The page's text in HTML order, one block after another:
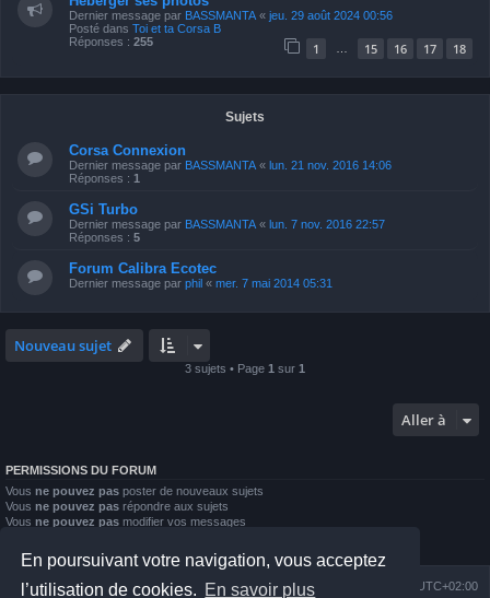
En poursuivant votre navigation, vous acceptez
l’utilisation de cookies. En savoir plus
Dernier message par BASSMANTA « jeu. 29 août 2024 00:56
Posté dans Toi et ta Corsa B
Réponses : 255 1 15 16 17 18
Sujets
Corsa Connexion
Dernier message par BASSMANTA « lun. 21 nov. 2016 14:06
Réponses : 1
GSi Turbo
Dernier message par BASSMANTA « lun. 7 nov. 2016 22:57
Réponses : 5
Forum Calibra Ecotec
Dernier message par phil « mer. 7 mai 2014 05:31
Nouveau sujet
3 sujets • Page 1 sur 1
Aller à
PERMISSIONS DU FORUM
Vous ne pouvez pas poster de nouveaux sujets
Vous ne pouvez pas répondre aux sujets
Vous ne pouvez pas modifier vos messages
Vous
ne pouvez pas joindre des fichiers
Index du forum UTC+02:00
Nous contacter